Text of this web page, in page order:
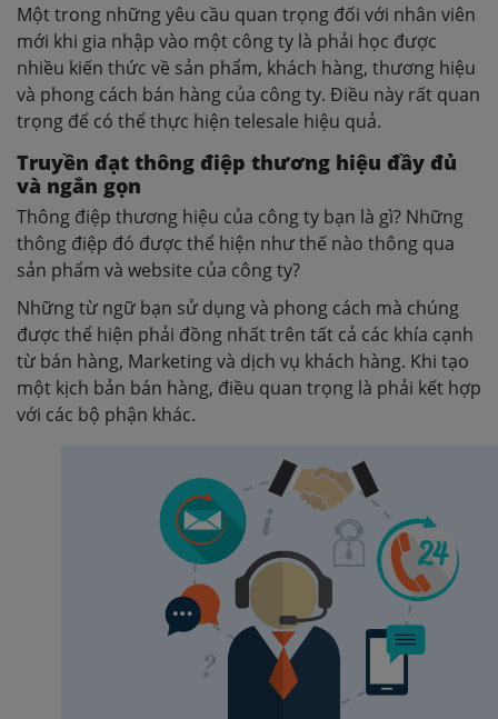
Một trong những yêu cầu quan trọng đối với nhân viên
mới khi gia nhập vào một công ty là phải học được
nhiều kiến thức về sản phẩm, khách hàng, thương hiệu
và phong cách bán hàng của công ty. Điều này rất quan
trọng để có thể thực hiện telesale hiệu quả.
Truyền đạt thông điệp thương hiệu đầy đủ
và ngắn gọn
Thông điệp thương hiệu của công ty bạn là gì? Những
thông điệp đó được thể hiện như thế nào thông qua
sản phẩm và website của công ty?
Những từ ngữ bạn sử dụng và phong cách mà chúng
được thể hiện phải đồng nhất trên tất cả các khía cạnh
từ bán hàng, Marketing và dịch vụ khách hàng. Khi tạo
một kịch bản bán hàng, điều quan trọng là phải kết hợp
với các bộ phận khác.